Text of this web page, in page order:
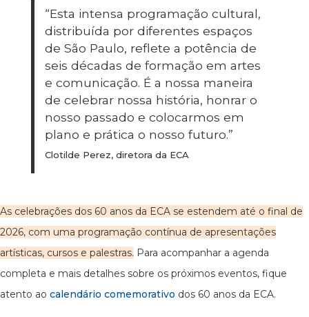
“Esta intensa programação cultural,
distribuída por diferentes espaços
de São Paulo, reflete a potência de
seis décadas de formação em artes
e comunicação. É a nossa maneira
de celebrar nossa história, honrar o
nosso passado e colocarmos em
plano e prática o nosso futuro.”
Clotilde Perez, diretora da ECA
As celebrações dos 60 anos da ECA se estendem até o final de
2026, com uma programação contínua de apresentações
artísticas, cursos e palestras. Para acompanhar a agenda
completa e mais detalhes sobre os próximos eventos, fique
atento ao calendário comemorativo dos 60 anos da ECA.